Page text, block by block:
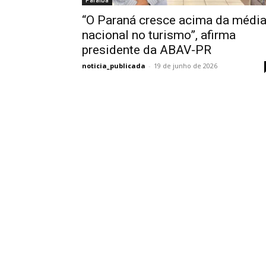
“O Paraná cresce acima da média
nacional no turismo”, afirma
presidente da ABAV-PR
noticia_publicada - 19 de junho de 2026